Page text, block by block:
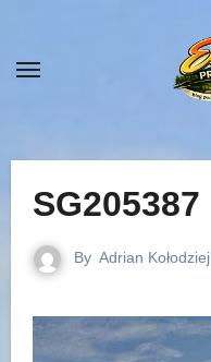
content
SG205387
By Adrian Kołodziej